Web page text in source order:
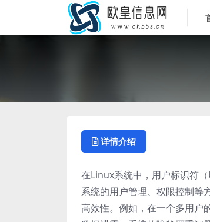
详情介绍
在Linux系统中，用户标识符
系统的用户管理、权限控制等
高效性。例如，在一个多用户